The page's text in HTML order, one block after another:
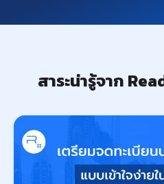
สาระน่ารู้จาก